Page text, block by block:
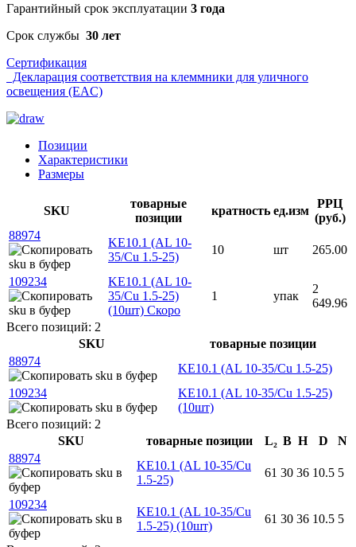
Гарантийный срок эксплуатации 3 года
Срок службы 30 лет
Сертификация
Декларация соответствия на клеммники для уличного
освещения (EAC)
Позиции
Характеристики
Размеры
SKU
товарные
позиции
кратность ед.изм
РРЦ
(руб.)
88974
KE10.1 (AL 10-
35/Cu 1.5-25)
10 шт 265.00
109234
KE10.1 (AL 10-
35/Cu 1.5-25)
(10шт) Скоро
1 упак
2
649.96
Всего позиций: 2
SKU
товарные позиции
88974
KE10.1 (AL 10-35/Cu 1.5-25)
109234
KE10.1 (AL 10-35/Cu 1.5-25)
(10шт)
Всего позиций: 2
SKU
товарные позиции L₂ B H D
N
88974
KE10.1 (AL 10-35/Cu
1.5-25)
61 30 36 10.5 5
109234
KE10.1 (AL 10-35/Cu
1.5-25) (10шт)
61 30 36 10.5 5